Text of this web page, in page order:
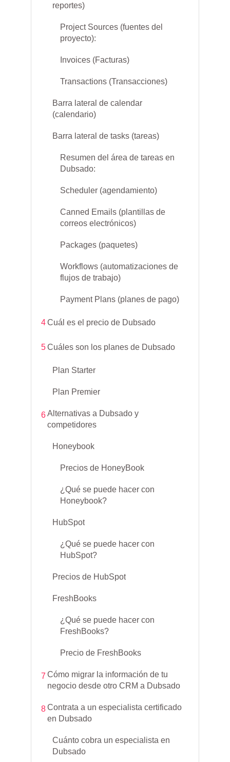
reportes)
Project Sources (fuentes del
proyecto):
Invoices (Facturas)
Transactions (Transacciones)
Barra lateral de calendar
(calendario)
Barra lateral de tasks (tareas)
Resumen del área de tareas en
Dubsado:
Scheduler (agendamiento)
Canned Emails (plantillas de
correos electrónicos)
Packages (paquetes)
Workflows (automatizaciones de
flujos de trabajo)
Payment Plans (planes de pago)
4Cuál es el precio de Dubsado
5Cuáles son los planes de Dubsado
Plan Starter
Plan Premier
6Alternativas a Dubsado y
competidores
Honeybook
Precios de HoneyBook
¿Qué se puede hacer con
Honeybook?
HubSpot
¿Qué se puede hacer con
HubSpot?
Precios de HubSpot
FreshBooks
¿Qué se puede hacer con
FreshBooks?
Precio de FreshBooks
7 Cómo migrar la información de tu
negocio desde otro CRM a Dubsado
8Contrata a un especialista certificado
en Dubsado
Cuánto cobra un especialista en
Dubsado